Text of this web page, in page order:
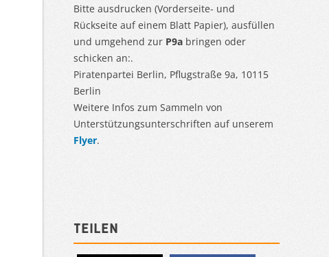
Bitte ausdrucken (Vorderseite- und
Rückseite auf einem Blatt Papier), ausfüllen
und umgehend zur P9a bringen oder
schicken an:.
Piratenpartei Berlin, Pflugstraße 9a, 10115
Berlin
Weitere Infos zum Sammeln von
Unterstützungsunterschriften auf unserem
Flyer.
Teilen